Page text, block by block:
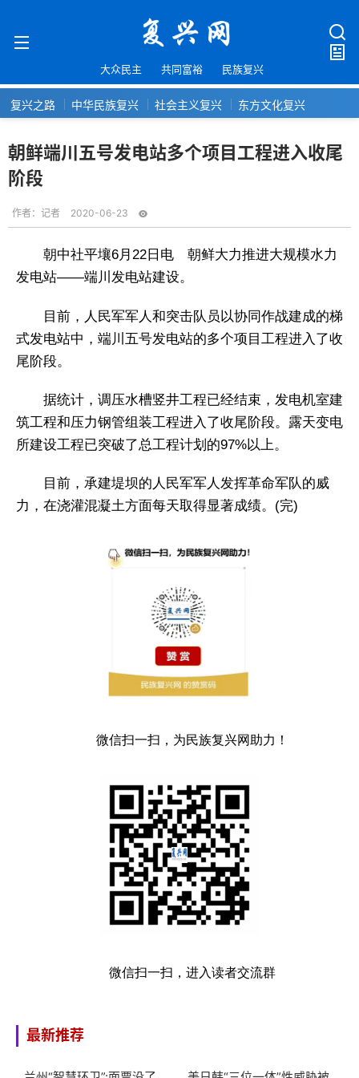
大众民主 共同富裕 民族复兴
复兴之路 中华民族复兴 社会主义复兴 东方文化复兴
朝鲜端川五号发电站多个项目工程进入收尾
阶段
作者： 记者 2020-06-23
朝中社平壤6月22日电 朝鲜大力推进大规模水力
发电站——端川发电站建设。
目前，人民军军人和突击队员以协同作战建成的梯
式发电站中，端川五号发电站的多个项目工程进入了收
尾阶段。
据统计，调压水槽竖井工程已经结束，发电机室建
筑工程和压力钢管组装工程进入了收尾阶段。露天变电
所建设工程已突破了总工程计划的97%以上。
目前，承建堤坝的人民军军人发挥革命军队的威
力，在浇灌混凝土方面每天取得显著成绩。(完)
微信扫一扫，为民族复兴网助力！
微信扫一扫，进入读者交流群
最新推荐